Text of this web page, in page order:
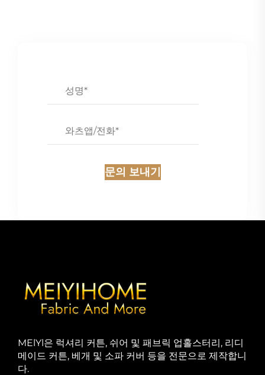
문의 보내기
MElYl은 럭셔리 커튼, 쉬어 및 패브릭 업홀스터리, 리디
메이드 커튼, 베개 및 소파 커버 등을 전문으로 제작합니
다.